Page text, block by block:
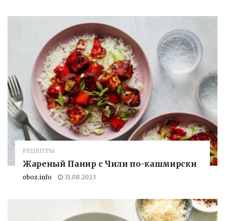
РЕЦЕПТЫ
Жареный Панир с Чили по-кашмирски
oboz.info 31.08.2023